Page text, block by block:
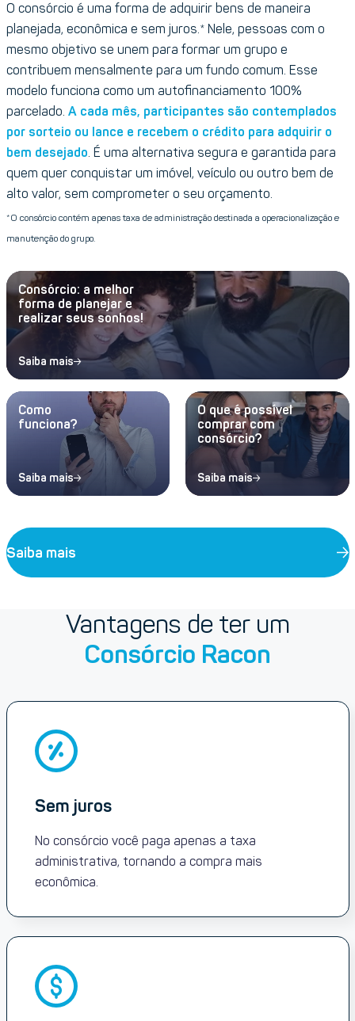
O consórcio é uma forma de adquirir bens de maneira
planejada, econômica e sem juros.* Nele, pessoas com o
mesmo objetivo se unem para formar um grupo e
contribuem mensalmente para um fundo comum. Esse
modelo funciona como um autofinanciamento 100%
parcelado. A cada mês, participantes são contemplados
por sorteio ou lance e recebem o crédito para adquirir o
bem desejado. É uma alternativa segura e garantida para
quem quer conquistar um imóvel, veículo ou outro bem de
alto valor, sem comprometer o seu orçamento.
*O consórcio contém apenas taxa de administração destinada a operacionalização e
manutenção do grupo.
Consórcio: a melhor
forma de planejar e
realizar seus sonhos!
Saiba mais
Como
funciona?
Saiba mais
O que é possível
comprar com
consórcio?
Saiba mais
Saiba mais
Vantagens de ter um
Consórcio Racon
Sem juros
No consórcio você paga apenas a taxa
administrativa, tornando a compra mais
econômica.